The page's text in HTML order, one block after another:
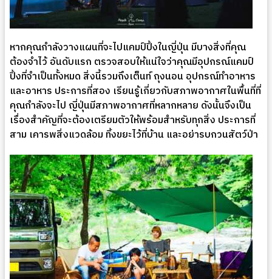
หากคุณกำลังวางแผนที่จะไปแคมป์ปิ้งในญี่ปุ่น มีบางสิ่งที่คุณ
ต้องจำไว้ อันดับแรก ตรวจสอบให้แน่ใจว่าคุณมีอุปกรณ์แคมป์
ปิ้งที่จำเป็นทั้งหมด สิ่งนี้รวมถึงเต็นท์ ถุงนอน อุปกรณ์ทำอาหาร
และอาหาร ประการที่สอง เรียนรู้เกี่ยวกับสภาพอากาศในพื้นที่ที่
คุณกำลังจะไป ญี่ปุ่นมีสภาพอากาศที่หลากหลาย ดังนั้นจึงเป็น
เรื่องสำคัญที่จะต้องเตรียมตัวให้พร้อมสำหรับทุกสิ่ง ประการที่
สาม เคารพสิ่งแวดล้อม ทิ้งขยะไว้ที่บ้าน และอย่ารบกวนสัตว์ป่า